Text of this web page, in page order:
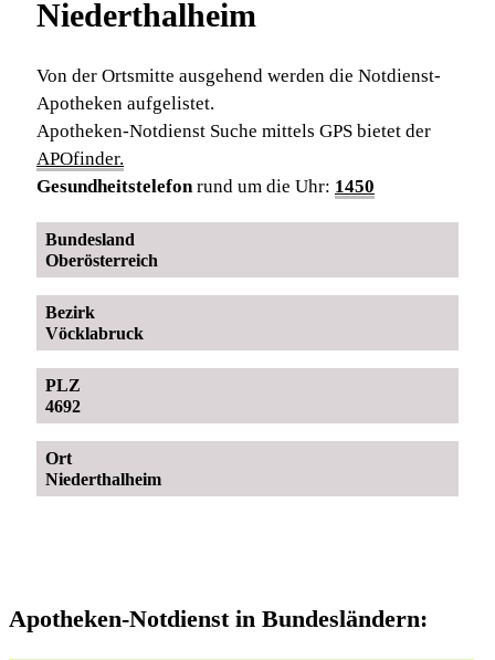
Niederthalheim
Von der Ortsmitte ausgehend werden die Notdienst-
Apotheken aufgelistet.
Apotheken-Notdienst Suche mittels GPS bietet der
APOfinder.
Gesundheitstelefon rund um die Uhr: 1450
Bundesland
Oberösterreich
Bezirk
Vöcklabruck
PLZ
4692
Ort
Niederthalheim
Apotheken-Notdienst in Bundesländern: